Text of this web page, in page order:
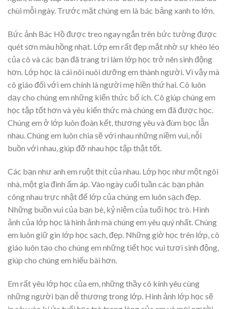
chùi mỗi ngày. Trước mặt chúng em là bác bảng xanh to lớn.
Bức ảnh Bác Hồ được treo ngay ngắn trên bức tường được
quét sơn màu hồng nhạt. Lớp em rất đẹp mắt nhờ sự khéo léo
của cô và các bạn đã trang trí làm lớp học trở nên sinh động
hơn. Lớp học là cái nôi nuôi dưỡng em thành người. Vì vậy mà
cô giáo đối với em chính là người mẹ hiền thứ hai. Cô luôn
dạy cho chúng em những kiến thức bổ ích. Cô giúp chúng em
học tập tốt hơn và yêu kiến thức mà chúng em đã được học.
Chúng em ở lớp luôn đoàn kết, thương yêu và đùm bọc lẫn
nhau. Chúng em luôn chia sẽ với nhau những niềm vui, nỗi
buồn với nhau, giúp đỡ nhau học tập thật tốt.
Các bạn như anh em ruột thịt của nhau. Lớp học như một ngôi
nhà, một gia đình ấm áp. Vào ngày cuối tuần các bạn phân
công nhau trực nhật để lớp của chúng em luôn sạch đẹp.
Những buồn vui của bạn bè, kỷ niệm của tuổi học trò. Hình
ảnh của lớp học là hình ảnh mà chúng em yêu quý nhất. Chúng
em luôn giữ gìn lớp học sạch, đẹp. Những giờ học trên lớp, cô
giáo luôn tạo cho chúng em những tiết học vui tươi sinh động,
giúp cho chúng em hiểu bài hơn.
Em rất yêu lớp học của em, những thầy cô kính yêu cùng
những người bạn dễ thương trong lớp. Hình ảnh lớp học sẽ